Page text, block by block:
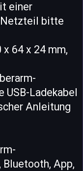
einer
bitte
64 x 24 mm,
USB-Ladekabel
Anleitung
Bluetooth, App,